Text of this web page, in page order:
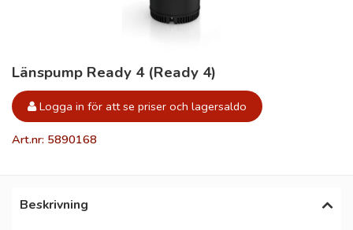
Länspump Ready 4 (Ready 4)
Logga in för att se priser och lagersaldo
Art.nr: 5890168
Beskrivning